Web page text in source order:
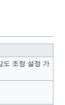
도 조정 설정 가